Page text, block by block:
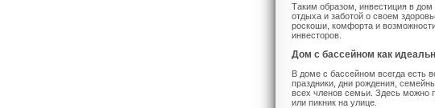
Таким образом, инвестиция в
отдыха и заботой о своем
роскоши, комфорта и
инвесторов.
Дом с бассейном как
В доме с бассейном всегда есть
праздники, дни рождения,
всех членов семьи. Здесь можно
или пикник на улице.